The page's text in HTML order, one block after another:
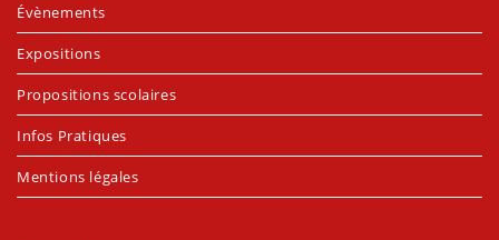
Évènements
Expositions
Propositions scolaires
Infos Pratiques
Mentions légales